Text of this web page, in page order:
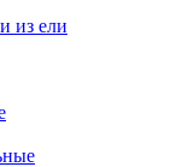
из ели